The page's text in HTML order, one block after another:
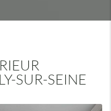
SUR-SEINE